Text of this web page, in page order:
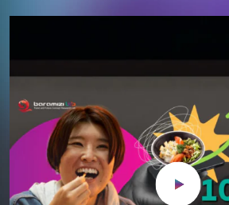
ทบโดยตรงต่อกลยุทธ์การตลาดและการ
AI ผู้ช่วยที่แท้จริง ปี 2026 เป็นปีที่ AI
จะก้าวจากเครื่องมือสร้างคอนเทนต์
(Generative AI) ไปสู่ “Agentic AI” ที่
สามารถทำงานแทนมนุษย์ได้อย่าง
อัตโนมัติและชาญฉลาด AI ในปี 2026 จะ
ไม่ใช่แค่ตอบคำถามหรือสร้างภาพ แต่จะ
สามารถวางแผนแคมเปญ วิเคราะห์ข้อมูล